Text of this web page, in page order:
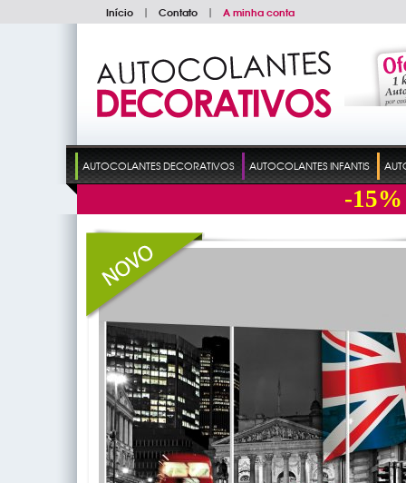
Início | Contato | A minha conta
AUTOCOLANTES DECORATIVOS AUTOCOLANTES INFANTIS
-15%